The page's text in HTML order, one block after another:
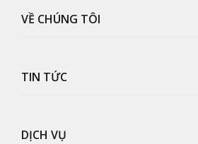
Cụm đèn pha
VỀ CHÚNG TÔI
TIN TỨC
DỊCH VỤ